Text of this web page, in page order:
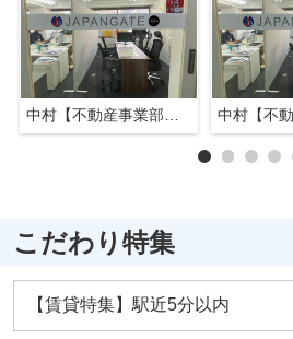
こだわり特集
【賃貸特集】駅近5分以内